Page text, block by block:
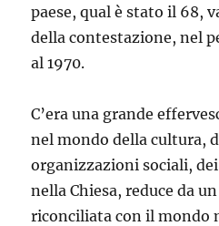
paese, qual è stato il 68,
della contestazione, nel
al 1970.
C’era una grande
nel mondo della cultura,
organizzazioni sociali,
nella Chiesa, reduce da
riconciliata con il mondo